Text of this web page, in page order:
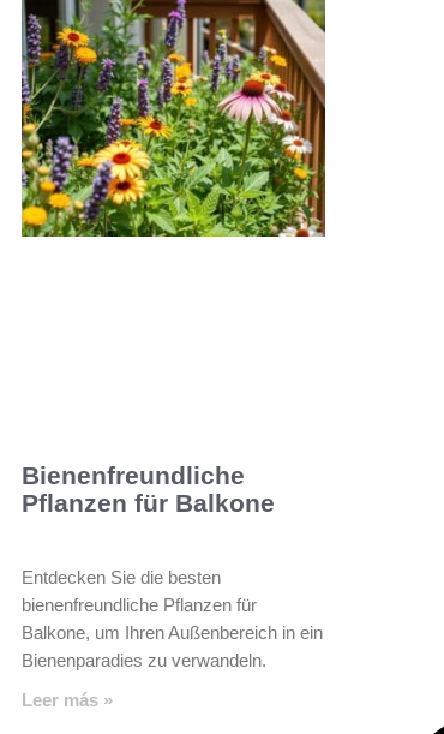
Bienenfreundliche
Pflanzen für Balkone
Entdecken Sie die besten
bienenfreundliche Pflanzen für
Balkone, um Ihren Außenbereich in ein
Bienenparadies zu verwandeln.
Leer más »